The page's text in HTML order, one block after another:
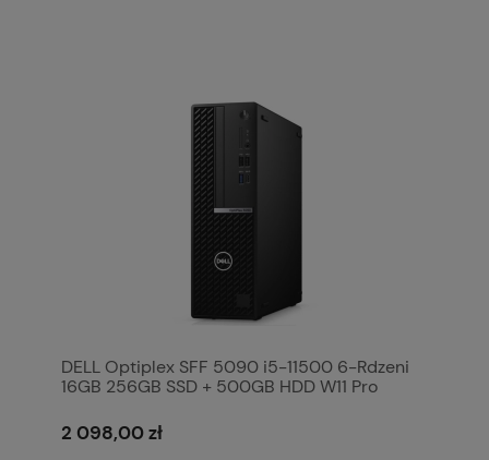
DELL Optiplex SFF 5090 i5-11500 6-Rdzeni
16GB 256GB SSD + 500GB HDD W11 Pro
2 098,00 zł